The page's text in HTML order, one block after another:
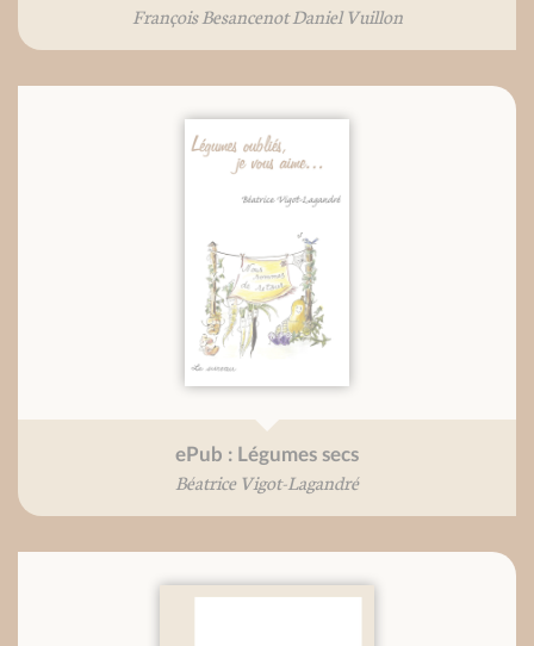
François Besancenot Daniel Vuillon
ePub : Légumes secs
Béatrice Vigot-Lagandré